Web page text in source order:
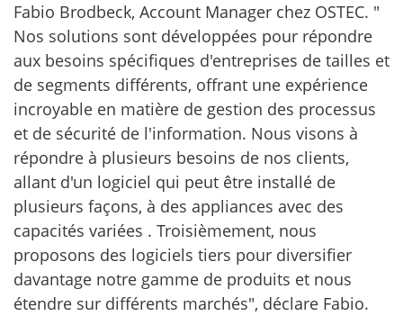
Fabio Brodbeck, Account Manager chez OSTEC. "
Nos solutions sont développées pour répondre
aux besoins spécifiques d'entreprises de tailles et
de segments différents, offrant une expérience
incroyable en matière de gestion des processus
et de sécurité de l'information. Nous visons à
répondre à plusieurs besoins de nos clients,
allant d'un logiciel qui peut être installé de
plusieurs façons, à des appliances avec des
capacités variées . Troisièmement, nous
proposons des logiciels tiers pour diversifier
davantage notre gamme de produits et nous
étendre sur différents marchés", déclare Fabio.